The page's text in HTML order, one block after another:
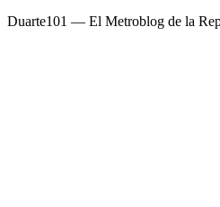
Duarte101 — El Metroblog de la